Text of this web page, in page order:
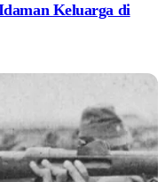
Keluarga di